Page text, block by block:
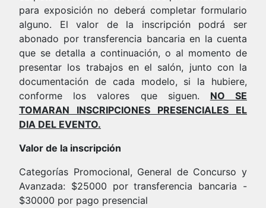
para exposición no deberá completar formulario
alguno. El valor de la inscripción podrá ser
abonado por transferencia bancaria en la cuenta
que se detalla a continuación, o al momento de
presentar los trabajos en el salón, junto con la
documentación de cada modelo, si la hubiere,
conforme los valores que siguen. NO SE
TOMARAN INSCRIPCIONES PRESENCIALES EL
DIA DEL EVENTO.
Valor de la inscripción
Categorías Promocional, General de Concurso y
Avanzada: $25000 por transferencia bancaria -
$30000 por pago presencial